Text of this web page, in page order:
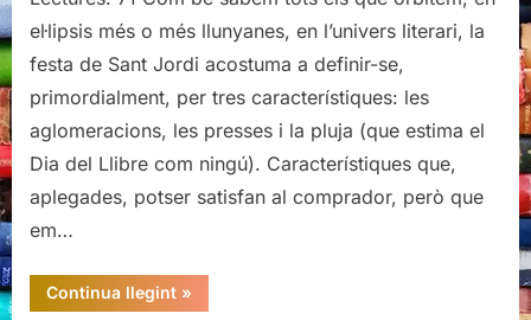
El
Cucut
el·lipsis més o més llunyanes, en l’univers literari, la
festa de Sant Jordi acostuma a definir-se,
primordialment, per tres característiques: les
aglomeracions, les presses i la pluja (que estima el
Dia del Llibre com ningú). Característiques que,
aplegades, potser satisfan al comprador, però que
em…
Continua llegint“Sant
Jordi
»